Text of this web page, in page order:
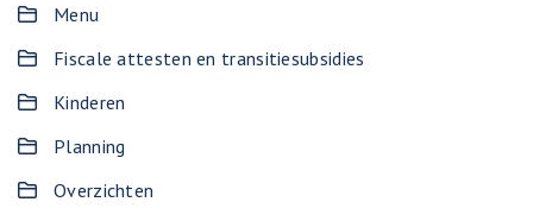
Menu
Fiscale attesten en transitiesubsidies
Kinderen
Planning
Overzichten